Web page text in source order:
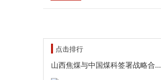
点击排行
山西焦煤与中国煤科签署战略合...